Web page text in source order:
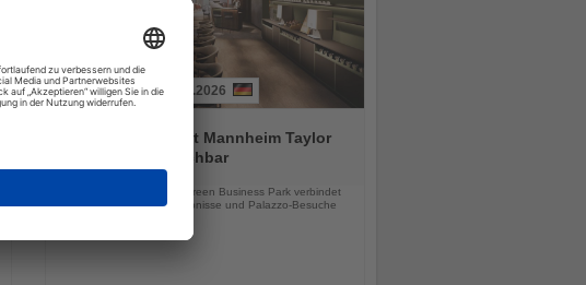
Nachrichten
03.08.2026
Essential by Dorint Mannheim Taylor
Park ab sofort buchbar
Das neue Hotel im Taylor Green Business Park verbindet
Geschäftsreisen, Stadterlebnisse und Palazzo-Besuche